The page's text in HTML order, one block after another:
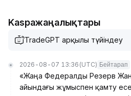
Kaspaжаңалықтары
TradeGPT арқылы түйіндеу
2026-08-07 13:36 (UTC) Бейтарап
«Жаңа Федералды Резерв
айындағы жұмыспен қамту